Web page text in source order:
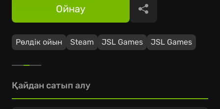
Рөлдік ойын Steam JSL Games JSL Games
Ойнау Бөлісу
Қайдан сатып алу